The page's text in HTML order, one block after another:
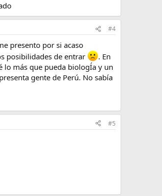
#4
presento por si acaso
posibilidades de entrar
. En
lo más que pueda biologÍa y un
gente de Perú. No sabía
#5